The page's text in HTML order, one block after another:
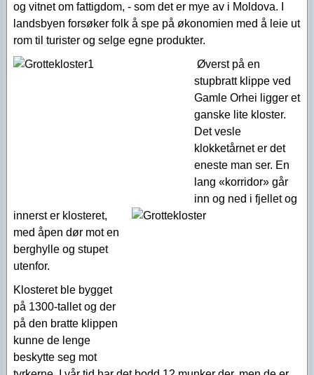
og vitnet om fattigdom, - som det er mye av i Moldova. I
landsbyen forsøker folk å spe på økonomien med å leie ut
rom til turister og selge egne produkter.
Øverst på en
stupbratt klippe ved
Gamle Orhei ligger et
ganske lite kloster.
Det vesle
klokketårnet er det
eneste man ser. En
lang «korridor» går
inn og ned i fjellet og
innerst er klosteret,
med åpen dør mot en
berghylle og stupet
utenfor.
Klosteret ble bygget
på 1300-tallet og der
på den bratte klippen
kunne de lenge
beskytte seg mot